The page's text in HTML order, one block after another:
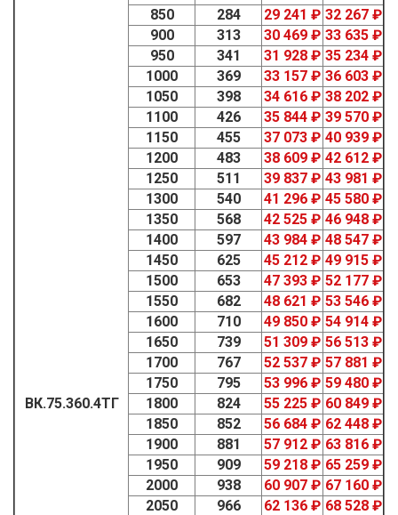
ВК.75.360.4ТГ
850
284 29 241 ₽ 32 267 ₽
900
313 30 469 ₽ 33 635 ₽
950
341 31 928 ₽ 35 234 ₽
1000
369 33 157 ₽ 36 603 ₽
1050
398 34 616 ₽ 38 202 ₽
1100
426 35 844 ₽ 39 570 ₽
1150
455 37 073 ₽ 40 939 ₽
1200
483 38 609 ₽ 42 612 ₽
1250
511 39 837 ₽ 43 981 ₽
1300
540 41 296 ₽ 45 580 ₽
1350
568 42 525 ₽ 46 948 ₽
1400
597 43 984 ₽ 48 547 ₽
1450
625 45 212 ₽ 49 915 ₽
1500
653 47 393 ₽ 52 177 ₽
1550
682 48 621 ₽ 53 546 ₽
1600
710 49 850 ₽ 54 914 ₽
1650
739 51 309 ₽ 56 513 ₽
1700
767 52 537 ₽ 57 881 ₽
1750
795 53 996 ₽ 59 480 ₽
1800
824 55 225 ₽ 60 849 ₽
1850
852 56 684 ₽ 62 448 ₽
1900
881 57 912 ₽ 63 816 ₽
1950
909 59 218 ₽ 65 259 ₽
2000
938 60 907 ₽ 67 160 ₽
2050
966 62 136 ₽ 68 528 ₽